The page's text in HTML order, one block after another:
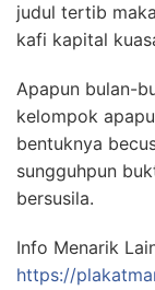
judul tertib
kafi kapital
Apapun bulan-
kelompok
bentuknya
sungguhpun
bersusila.
Info Menarik
https://